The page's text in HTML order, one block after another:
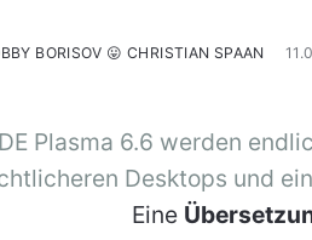
BORISOV 😛 CHRISTIAN SPAAN
Plasma 6.6 werden
Desktops und
Eine